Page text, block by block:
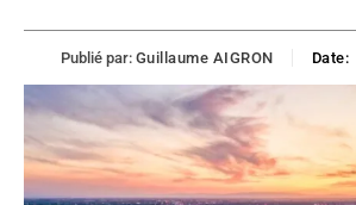
Publié par: Guillaume AIGRON Date: